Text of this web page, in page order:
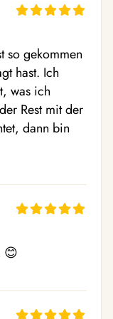
so gekommen
hast. Ich
was ich
Rest mit der
dann bin
😊